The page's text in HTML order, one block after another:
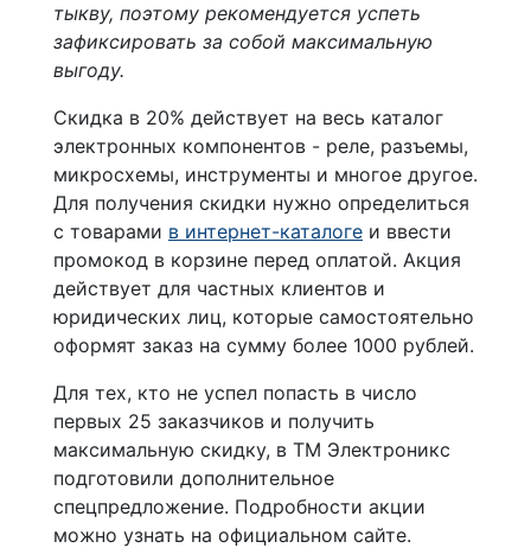
тыкву, поэтому рекомендуется успеть
зафиксировать за собой максимальную
выгоду.
Скидка в 20% действует на весь каталог
электронных компонентов - реле, разъемы,
микросхемы, инструменты и многое другое.
Для получения скидки нужно определиться
с товарами в интернет-каталоге и ввести
промокод в корзине перед оплатой. Акция
действует для частных клиентов и
юридических лиц, которые самостоятельно
оформят заказ на сумму более 1000 рублей.
Для тех, кто не успел попасть в число
первых 25 заказчиков и получить
максимальную скидку, в ТМ Электроникс
подготовили дополнительное
спецпредложение. Подробности акции
можно узнать на официальном сайте.